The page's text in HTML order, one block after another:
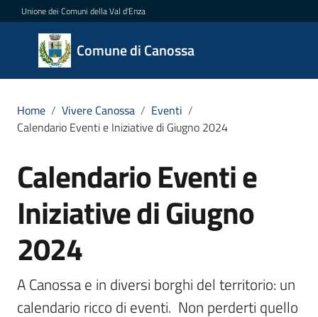
Vai al contenuto
Vai alla navigazione
Vai al footer
Unione dei Comuni della Val d'Enza
Comune di Canossa
Comune
di
Novità
Canossa
Menu selezionato
Home / Vivere Canossa / Eventi /
Calendario Eventi e Iniziative di Giugno 2024
Salta al contenuto
Calendario Eventi e
Iniziative di Giugno
2024
A Canossa e in diversi borghi del territorio: un
calendario ricco di eventi.  Non perderti quello